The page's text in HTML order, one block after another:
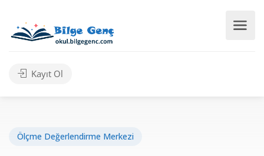
Kayıt Ol
Ölçme Değerlendirme Merkezi